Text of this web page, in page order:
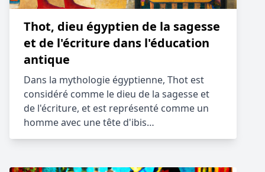
Thot, dieu égyptien de la sagesse
et de l'écriture dans l'éducation
antique
Dans la mythologie égyptienne, Thot est
considéré comme le dieu de la sagesse et
de l'écriture, et est représenté comme un
homme avec une tête d'ibis…